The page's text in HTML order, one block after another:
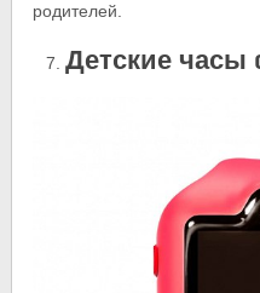
родителей.
Детские часы